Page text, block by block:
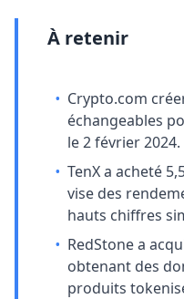
À retenir
• Crypto.com
échangeables
le 2 février 2024.
• TenX a acheté
vise des
hauts chiffres
• RedStone a
obtenant des
produits